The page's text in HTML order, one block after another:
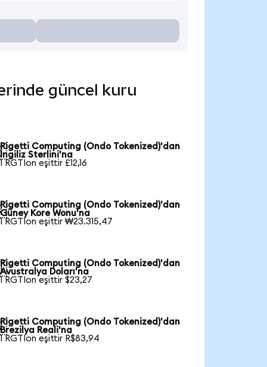
güncel kuru
Rigetti Computing (Ondo Tokenized)'dan
İngiliz Sterlini'na
1 RGTIon eşittir £12,16
Rigetti Computing (Ondo Tokenized)'dan
Güney Kore Wonu'na
1 RGTIon eşittir ₩23.315,47
Rigetti Computing (Ondo Tokenized)'dan
Avustralya Doları'na
1 RGTIon eşittir $23,27
Rigetti Computing (Ondo Tokenized)'dan
Brezilya Reali'na
1 RGTIon eşittir R$83,94